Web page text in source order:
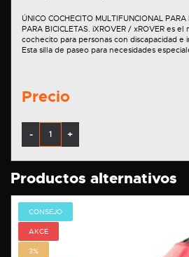
ÚNICO COCHECITO MULTIFUNCIONAL
PARA BICICLETAS. iXROVER / xROVER es el mejor y más bonito
cochecito para personas con discapacidad e
Esta silla de paseo para necesidades
Precio
- +
Productos alternativos
CONSEJO
AKCE
3%